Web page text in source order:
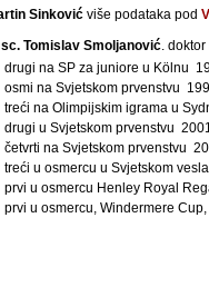
Sinković više podataka pod
sc. Tomislav Smoljanović.
drugi na SP za juniore u Kölnu
osmi na Svjetskom prvenstvu
treći na Olimpijskim igrama u
drugi u Svjetskom prvenstvu
četvrti na Svjetskom prvenstvu
treći u osmercu u Svjetskom
prvi u osmercu Henley Royal
prvi u osmercu, Windermere